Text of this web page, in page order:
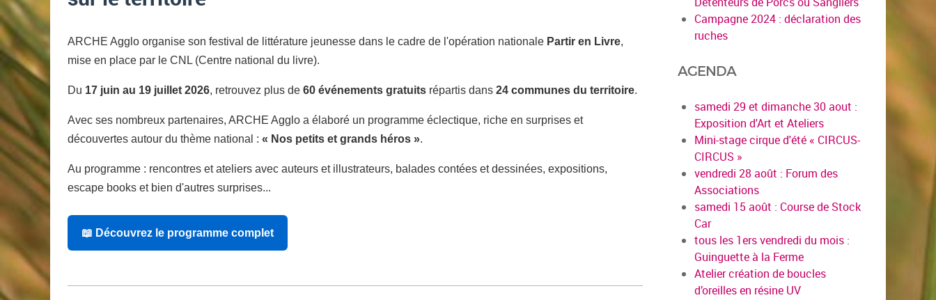
ARCHE Agglo organise son festival de littérature jeunesse dans le cadre de l'opération nationale Partir en Livre,
mise en place par le CNL (Centre national du livre).
Du 17 juin au 19 juillet 2026, retrouvez plus de 60 événements gratuits répartis dans 24 communes du territoire.
Avec ses nombreux partenaires, ARCHE Agglo a élaboré un programme éclectique, riche en surprises et
découvertes autour du thème national : « Nos petits et grands héros ».
Au programme : rencontres et ateliers avec auteurs et illustrateurs, balades contées et dessinées, expositions,
escape books et bien d'autres surprises...
📖 Découvrez le programme complet
Campagne 2024 : déclaration des
ruches
AGENDA
samedi 29 et dimanche 30 aout :
Exposition d'Art et Ateliers
Mini-stage cirque d'été « CIRCUS-
CIRCUS »
vendredi 28 août : Forum des
Associations
samedi 15 août : Course de Stock
Car
tous les 1ers vendredi du mois :
Guinguette à la Ferme
Atelier création de boucles
d’oreilles en résine UV